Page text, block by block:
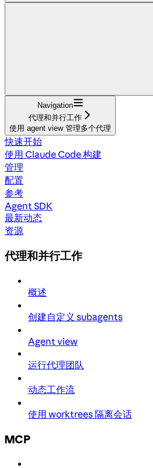
Navigation
代理和并行工作
使用 agent view 管理多个代理
快速开始
使用 Claude Code 构建
管理
配置
参考
Agent SDK
最新动态
资源
代理和并行工作
概述
创建自定义 subagents
Agent view
运行代理团队
动态工作流
使用 worktrees 隔离会话
MCP